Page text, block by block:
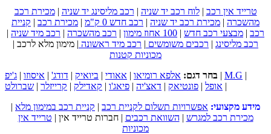
טרייד אין רכב |לוח רכב יד שניה | רכב מליסינג יד שניה |מכירת רכב
מהשכרה | מכירת רכב יד שניה | רכב חדש 0 ק"מ | מכירת רכב | קניית
רכב | מבצעי רכב חדש | 100 אחוז מימון | רכב מהשכרה | רכב מיד שניה |
רכב מליסינג | רכבים משומשים | רכב מיד ראשונה | מימון מלא לרכב |
מכוניות קטנות
בחר דגם: אלפא רומיאו | אאודי | ביואיק | דודג' | איסוזו | ג'יפ | M.G |
אופל | פונטיאק | דאצ'יה | פיאג'ו | קאדילק | קרייזלר | שברולט
|
מידע מקצועי: אפשרויות תשלום לקניית רכב | קניית רכב במימון מלא |
מכירת רכב למגרש | השוואת רכבים |חברות טרייד אין | טרייד אין
מכוניות